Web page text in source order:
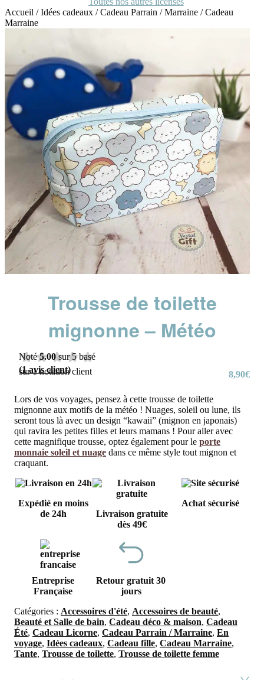
Accueil /Idées cadeaux /Cadeau Parrain / Marraine /Cadeau
Marraine
Trousse de toilette
mignonne – Météo
Noté5.00 sur 5 basé
sur1notation client
(1avis client) 8,90€
Lors de vos voyages, pensez à cette trousse de toilette
mignonne aux motifs de la météo ! Nuages, soleil ou lune, ils
seront tous là avec un design “kawaii” (mignon en japonais)
qui ravira les petites filles et leurs mamans ! Pour aller avec
cette magnifique trousse, optez également pour le porte
monnaie soleil et nuage dans ce même style tout mignon et
craquant.
Expédié en moins
de 24h
Livraison gratuite
dès 49€
Achat sécurisé
Entreprise
Française
Retour gratuit 30
jours
Catégories : Accessoires d'été, Accessoires de beauté,
Beauté et Salle de bain, Cadeau déco & maison, Cadeau
Été, Cadeau Licorne, Cadeau Parrain / Marraine, En
voyage, Idées cadeaux, Cadeau fille, Cadeau Marraine,
Tante, Trousse de toilette, Trousse de toilette femme